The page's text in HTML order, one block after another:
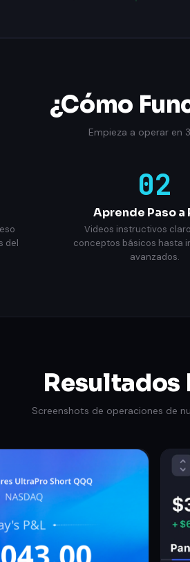
¿Cómo
Empieza a operar en
del
02
Aprende Paso a
Videos instructivos
conceptos básicos hasta
avanzados.
Resultados
Screenshots de operaciones de